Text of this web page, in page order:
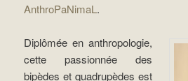
AnthroPaNimaL.
Diplômée en anthropologie,
cette passionnée des
bipèdes et quadrupèdes est